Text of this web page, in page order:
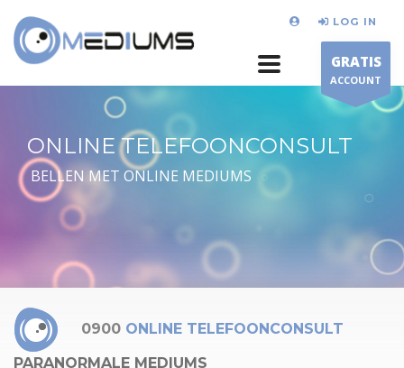
LOG IN
GRATIS
ACCOUNT
ONLINE TELEFOONCONSULT
BELLEN MET ONLINE MEDIUMS
0900 ONLINE TELEFOONCONSULT
PARANORMALE MEDIUMS